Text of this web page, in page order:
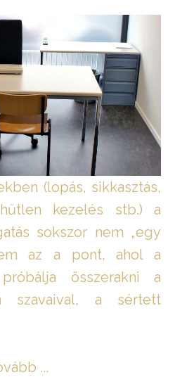
(lopás, sikkasztás,
kezelés stb.) a
sokszor nem „egy
az a pont, ahol a
összerakni a
szavaival, a sértett
...